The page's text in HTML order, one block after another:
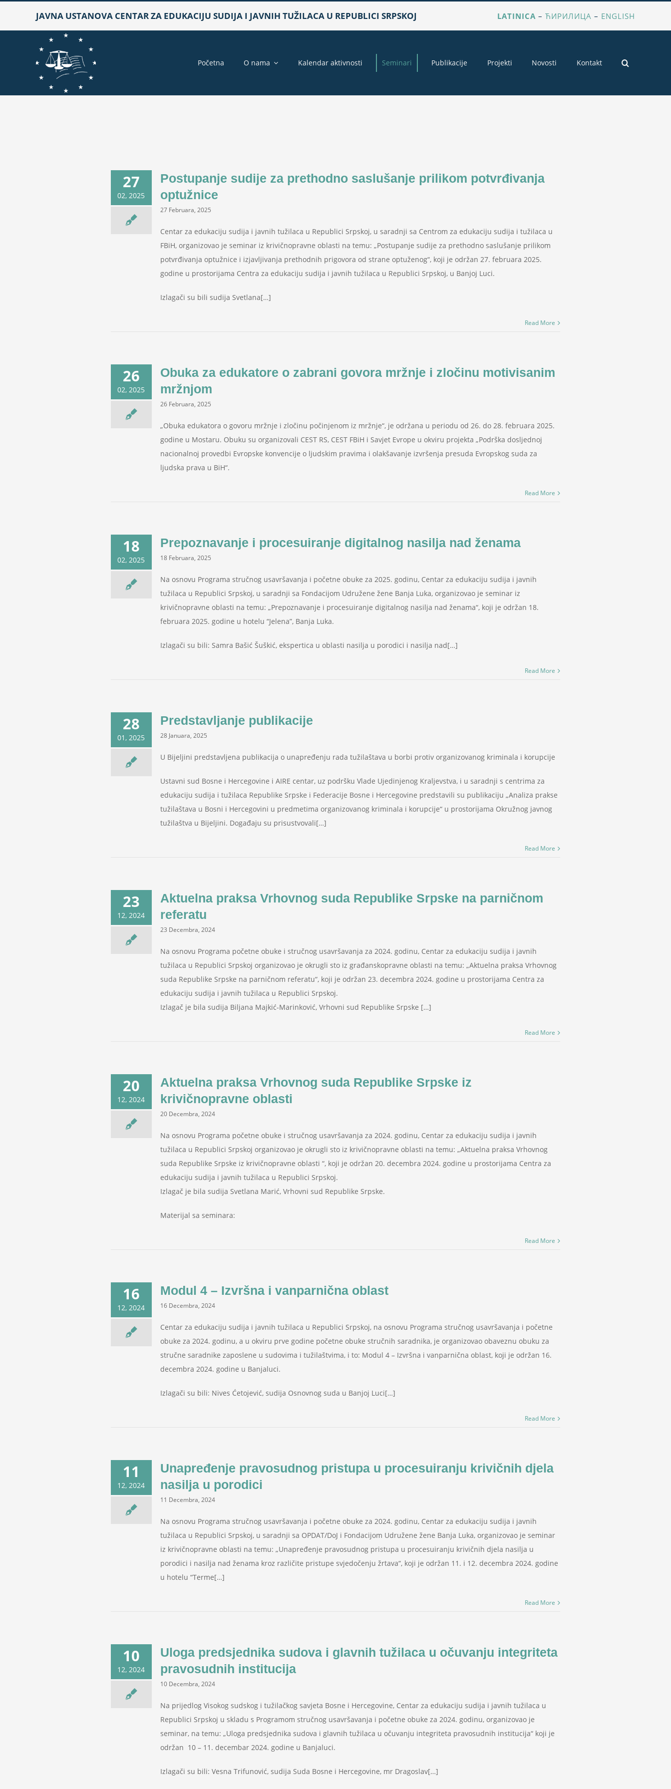
JAVNA USTANOVA CENTAR ZA EDUKACIJU SUDIJA I JAVNIH TUŽILACA U REPUBLICI SRPSKOJ LATINICA –ЋИРИЛИЦА – ENGLISH
Početna O nama Kalendar aktivnosti Seminari Publikacije Projekti Novosti Kontakt
27
02, 2025
Postupanje sudije za prethodno saslušanje prilikom potvrđivanja
optužnice
27 Februara, 2025
Centar za edukaciju sudija i javnih tužilaca u Republici Srpskoj, u saradnji sa Centrom za edukaciju sudija i tužilaca u
FBiH, organizovao je seminar iz krivičnopravne oblasti na temu: „Postupanje sudije za prethodno saslušanje prilikom
potvrđivanja optužnice i izjavljivanja prethodnih prigovora od strane optuženog“, koji je održan 27. februara 2025.
godine u prostorijama Centra za edukaciju sudija i javnih tužilaca u Republici Srpskoj, u Banjoj Luci.
Izlagači su bili sudija Svetlana[…]
Read More
26
02, 2025
Obuka za edukatore o zabrani govora mržnje i zločinu motivisanim
mržnjom
26 Februara, 2025
„Obuka edukatora o govoru mržnje i zločinu počinjenom iz mržnje“, je održana u periodu od 26. do 28. februara 2025.
godine u Mostaru. Obuku su organizovali CEST RS, CEST FBiH i Savjet Evrope u okviru projekta „Podrška dosljednoj
nacionalnoj provedbi Evropske konvencije o ljudskim pravima i olakšavanje izvršenja presuda Evropskog suda za
ljudska prava u BiH“.
Read More
18
02, 2025
Prepoznavanje i procesuiranje digitalnog nasilja nad ženama
18 Februara, 2025
Na osnovu Programa stručnog usavršavanja i početne obuke za 2025. godinu, Centar za edukaciju sudija i javnih
tužilaca u Republici Srpskoj, u saradnji sa Fondacijom Udružene žene Banja Luka, organizovao je seminar iz
krivičnopravne oblasti na temu: „Prepoznavanje i procesuiranje digitalnog nasilja nad ženama“, koji je održan 18.
februara 2025. godine u hotelu “Jelena”, Banja Luka.
Izlagači su bili: Samra Bašić Šuškić, ekspertica u oblasti nasilja u porodici i nasilja nad[…]
Read More
28
01, 2025
Predstavljanje publikacije
28 Januara, 2025
U Bijeljini predstavljena publikacija o unapređenju rada tužilaštava u borbi protiv organizovanog kriminala i korupcije
Ustavni sud Bosne i Hercegovine i AIRE centar, uz podršku Vlade Ujedinjenog Kraljevstva, i u saradnji s centrima za
edukaciju sudija i tužilaca Republike Srpske i Federacije Bosne i Hercegovine predstavili su publikaciju „Analiza prakse
tužilaštava u Bosni i Hercegovini u predmetima organizovanog kriminala i korupcije“ u prostorijama Okružnog javnog
tužilaštva u Bijeljini. Događaju su prisustvovali[…]
Read More
23
12, 2024
Aktuelna praksa Vrhovnog suda Republike Srpske na parničnom
referatu
23 Decembra, 2024
Na osnovu Programa početne obuke i stručnog usavršavanja za 2024. godinu, Centar za edukaciju sudija i javnih
tužilaca u Republici Srpskoj organizovao je okrugli sto iz građanskopravne oblasti na temu: „Aktuelna praksa Vrhovnog
suda Republike Srpske na parničnom referatu“, koji je održan 23. decembra 2024. godine u prostorijama Centra za
edukaciju sudija i javnih tužilaca u Republici Srpskoj.
Izlagač je bila sudija Biljana Majkić-Marinković, Vrhovni sud Republike Srpske […]
Read More
20
12, 2024
Aktuelna praksa Vrhovnog suda Republike Srpske iz
krivičnopravne oblasti
20 Decembra, 2024
Na osnovu Programa početne obuke i stručnog usavršavanja za 2024. godinu, Centar za edukaciju sudija i javnih
tužilaca u Republici Srpskoj organizovao je okrugli sto iz krivičnopravne oblasti na temu: „Aktuelna praksa Vrhovnog
suda Republike Srpske iz krivičnopravne oblasti “, koji je održan 20. decembra 2024. godine u prostorijama Centra za
edukaciju sudija i javnih tužilaca u Republici Srpskoj.
Izlagač je bila sudija Svetlana Marić, Vrhovni sud Republike Srpske.
Materijal sa seminara:
Read More
16
12, 2024
Modul 4 – Izvršna i vanparnična oblast
16 Decembra, 2024
Centar za edukaciju sudija i javnih tužilaca u Republici Srpskoj, na osnovu Programa stručnog usavršavanja i početne
obuke za 2024. godinu, a u okviru prve godine početne obuke stručnih saradnika, je organizovao obaveznu obuku za
stručne saradnike zaposlene u sudovima i tužilaštvima, i to: Modul 4 – Izvršna i vanparnična oblast, koji je održan 16.
decembra 2024. godine u Banjaluci.
Izlagači su bili: Nives Ćetojević, sudija Osnovnog suda u Banjoj Luci[…]
Read More
11
12, 2024
Unapređenje pravosudnog pristupa u procesuiranju krivičnih djela
nasilja u porodici
11 Decembra, 2024
Na osnovu Programa stručnog usavršavanja i početne obuke za 2024. godinu, Centar za edukaciju sudija i javnih
tužilaca u Republici Srpskoj, u saradnji sa OPDAT/DoJ i Fondacijom Udružene žene Banja Luka, organizovao je seminar
iz krivičnopravne oblasti na temu: „Unapređenje pravosudnog pristupa u procesuiranju krivičnih djela nasilja u
porodici i nasilja nad ženama kroz različite pristupe svjedočenju žrtava“, koji je održan 11. i 12. decembra 2024. godine
u hotelu “Terme[…]
Read More
10
12, 2024
Uloga predsjednika sudova i glavnih tužilaca u očuvanju integriteta
pravosudnih institucija
10 Decembra, 2024
Na prijedlog Visokog sudskog i tužilačkog savjeta Bosne i Hercegovine, Centar za edukaciju sudija i javnih tužilaca u
Republici Srpskoj u skladu s Programom stručnog usavršavanja i početne obuke za 2024. godinu, organizovao je
seminar, na temu: „Uloga predsjednika sudova i glavnih tužilaca u očuvanju integriteta pravosudnih institucija“ koji je
održan 10 – 11. decembar 2024. godine u Banjaluci.
Izlagači su bili: Vesna Trifunović, sudija Suda Bosne i Hercegovine, mr Dragoslav[…]